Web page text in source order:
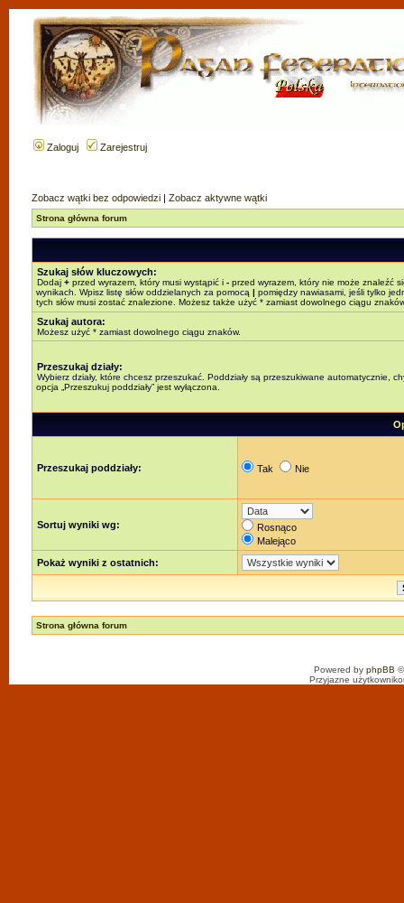
Zaloguj Zarejestruj
Zobacz wątki bez odpowiedzi | Zobacz aktywne wątki
Strona główna forum
Szukaj słów kluczowych:
Dodaj + przed wyrazem, który musi wystąpić i - przed wyrazem, który nie może znaleźć
wynikach. Wpisz listę słów oddzielanych za pomocą | pomiędzy nawiasami, jeśli tylko
tych słów musi zostać znalezione. Możesz także użyć * zamiast dowolnego ciągu
Szukaj autora:
Możesz użyć * zamiast dowolnego ciągu znaków.
Przeszukaj działy:
Wybierz działy, które chcesz przeszukać. Poddziały są przeszukiwane automatycznie,
opcja „Przeszukuj poddziały” jest wyłączona.
Przeszukaj poddziały: Tak Nie
Sortuj wyniki wg:
Rosnąco
Malejąco
Pokaż wyniki z ostatnich:
Strona główna forum
Powered by phpBB
Przyjazne